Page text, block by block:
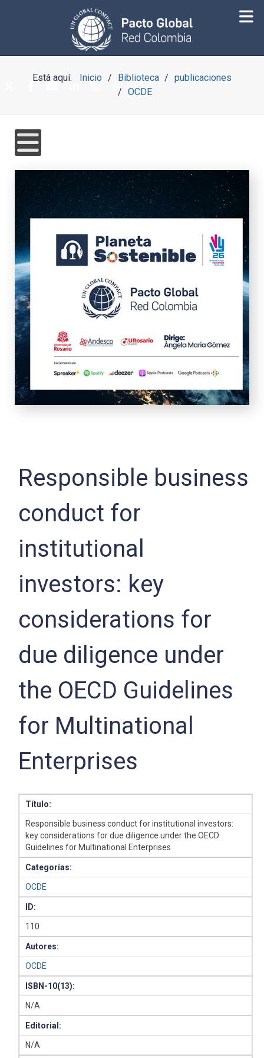
Está aquí: Inicio Biblioteca
publicaciones
OCDE
Responsible business
conduct for
institutional
investors: key
considerations for
due diligence under
the OECD Guidelines
for Multinational
Enterprises
Título:
Responsible business conduct for institutional investors:
key considerations for due diligence under the OECD
Guidelines for Multinational Enterprises
Categorías:
OCDE
ID:
110
Autores:
OCDE
ISBN-10(13):
N/A
Editorial:
N/A